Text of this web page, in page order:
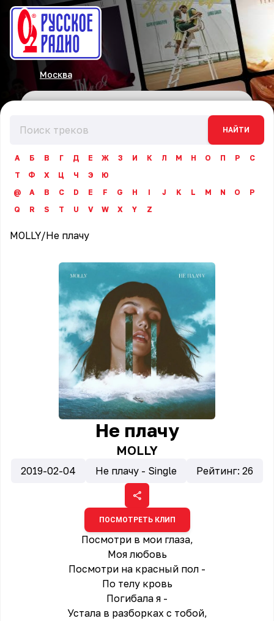
Москва
НАЙТИ
А Б В Г Д Е Ж З И К Л М Н О П Р
С
Т
Ф Х Ц Ч Э
Ю
@
A B C D E F G H I J K L M N O
P
Q
R S T U V W X Y Z
MOLLY/Не плачу
Не плачу
MOLLY
2019-02-04 Не плачу - Single Рейтинг: 26
ПОСМОТРЕТЬ КЛИП
Посмотри в мои глаза,
Моя любовь
Посмотри на красный пол -
По телу кровь
Погибала я -
Устала в разборках с тобой,